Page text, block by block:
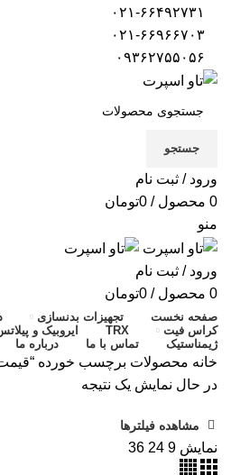
جستجو
ورود / ثبت نام
0 محصول / تومان0
منو
ورود / ثبت نام
0 محصول / تومان0
صفحه نخست تجهیزات بدنسازی
کراس فیت
TRX ایروبیک و
ژیمناستیک
تماس با ما درباره ما
خانه محصولات برچسب خورده
در حال نمایش یک نتیجه
مشاهده فیلترها
نمایش 9
24
36